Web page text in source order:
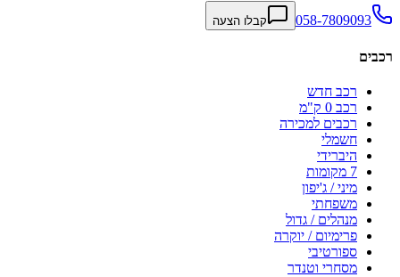
058-7809093 קבלו הצעה
רכבים
רכב חדש
רכב 0 ק"מ
רכבים למכירה
חשמלי
היברידי
7 מקומות
מיני / ג'יפון
משפחתי
מנהלים / גדול
פרימיום / יוקרה
ספורטיבי
מסחרי וטנדר